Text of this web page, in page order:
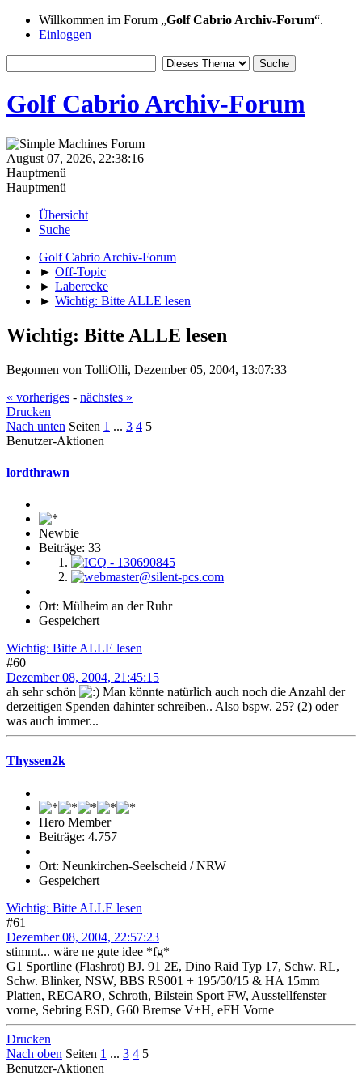
Willkommen im Forum „Golf Cabrio Archiv-Forum“.
Einloggen
Golf Cabrio Archiv-Forum
August 07, 2026, 22:38:16
Hauptmenü
Hauptmenü
Übersicht
Suche
Golf Cabrio Archiv-Forum
► Off-Topic
► Laberecke
► Wichtig: Bitte ALLE lesen
Wichtig: Bitte ALLE lesen
Begonnen von TolliOlli, Dezember 05, 2004, 13:07:33
« vorheriges - nächstes »
Drucken
Nach unten Seiten 1 ... 3 4 5
Benutzer-Aktionen
lordthrawn
Newbie
Beiträge: 33
Ort: Mülheim an der Ruhr
Gespeichert
Wichtig: Bitte ALLE lesen
#60
Dezember 08, 2004, 21:45:15
ah sehr schön
Man könnte natürlich auch noch die Anzahl der
derzeitigen Spenden dahinter schreiben.. Also bspw. 25? (2) oder
was auch immer...
Thyssen2k
Hero Member
Beiträge: 4.757
Ort: Neunkirchen-Seelscheid / NRW
Gespeichert
Wichtig: Bitte ALLE lesen
#61
Dezember 08, 2004, 22:57:23
stimmt... wäre ne gute idee *fg*
G1 Sportline (Flashrot) BJ. 91 2E, Dino Raid Typ 17, Schw. RL,
Schw. Blinker, NSW, BBS RS001 + 195/50/15 & HA 15mm
Platten, RECARO, Schroth, Bilstein Sport FW, Ausstellfenster
vorne, Sebring ESD, G60 Bremse V+H, eFH Vorne
Drucken
Nach oben Seiten 1 ... 3 4 5
Benutzer-Aktionen